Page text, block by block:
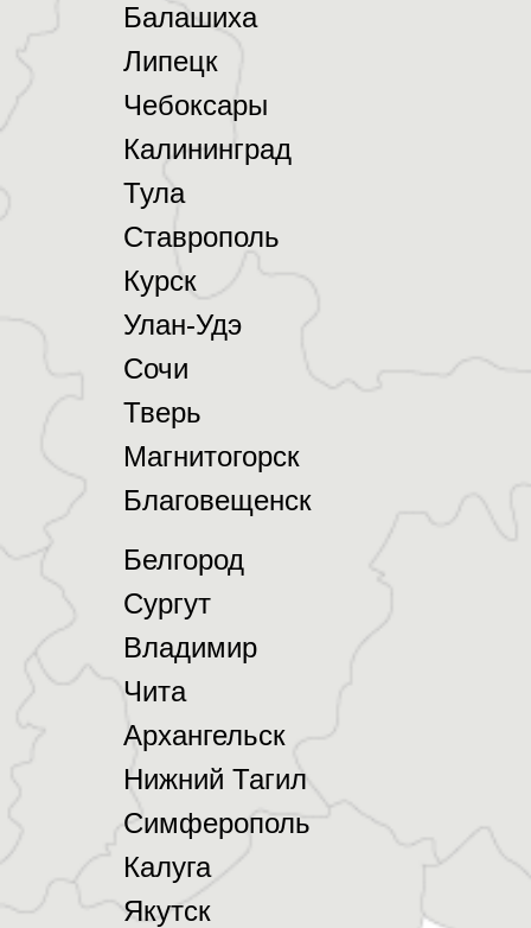
Балашиха
Липецк
Чебоксары
Калининград
Тула
Ставрополь
Курск
Улан-Удэ
Сочи
Тверь
Магнитогорск
Благовещенск
Белгород
Сургут
Владимир
Чита
Архангельск
Нижний Тагил
Симферополь
Калуга
Якутск